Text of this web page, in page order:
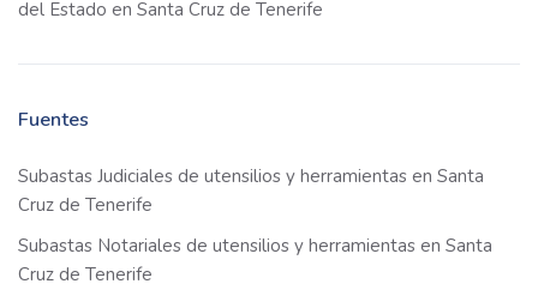
del Estado en Santa Cruz de Tenerife
Fuentes
Subastas Judiciales de utensilios y herramientas en Santa
Cruz de Tenerife
Subastas Notariales de utensilios y herramientas en Santa
Cruz de Tenerife